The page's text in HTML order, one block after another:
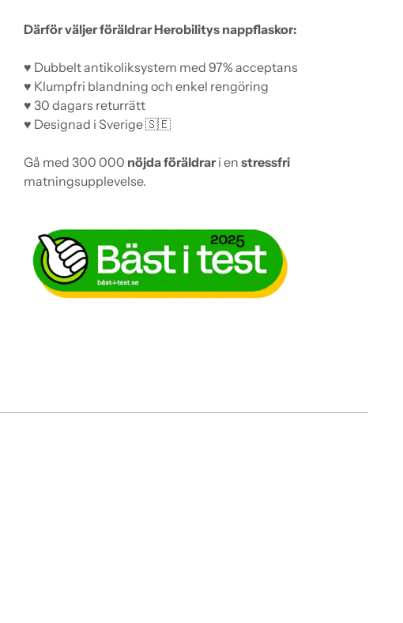
Därför väljer föräldrar Herobilitys nappflaskor:
♥ Dubbelt antikoliksystem med 97% acceptans
♥ Klumpfri blandning och enkel rengöring
♥ 30 dagars returrätt
♥ Designad i Sverige 🇸🇪
Gå med 300 000 nöjda föräldrari en stressfri
matningsupplevelse.